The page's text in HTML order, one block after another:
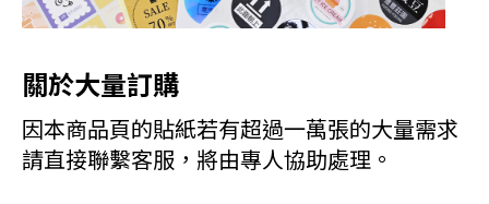
關於大量訂購
因本商品頁的貼紙若有超過一萬張的大量需求
請直接聯繫客服，將由專人協助處理。